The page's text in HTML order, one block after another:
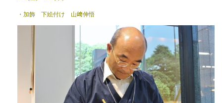
・加飾 下絵付け 山﨑伸悟